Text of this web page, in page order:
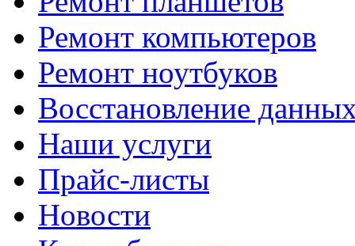
Ремонт компьютеров
Ремонт ноутбуков
Восстановление
Наши услуги
Прайс-листы
Новости